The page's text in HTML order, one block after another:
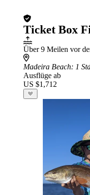
Ticket Box
Über 9 Meilen vor
Madeira Beach: 1
Ausflüge ab
US $1,712